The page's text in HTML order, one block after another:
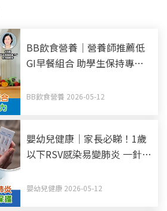
BB飲食營養｜營養師推薦低
GI早餐組合 助學生保持專注
BB飲食營養 2026-05-12
嬰幼兒健康｜家長必睇！1歲
以下RSV感染易變肺炎 一針長
嬰幼兒健康 2026-05-12